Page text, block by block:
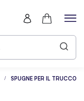
SPUGNE PER IL TRUCCO